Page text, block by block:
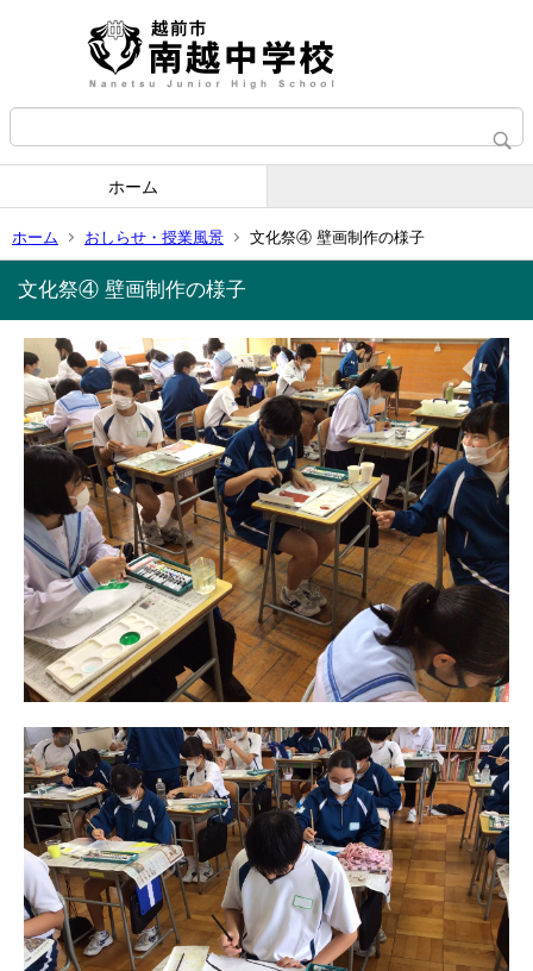
ホーム
ホーム おしらせ・授業風景 文化祭④ 壁画制作の様子
文化祭④ 壁画制作の様子